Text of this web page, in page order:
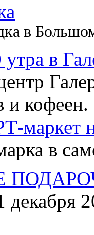
в
в
и кофеен.
маркет
в
декабря